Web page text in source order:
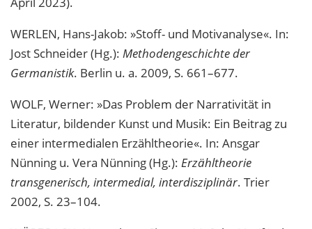
WERLEN, Hans-Jakob: »Stoff- und Motivanalyse«. In:
Jost Schneider (Hg.): Methodengeschichte der
Germanistik. Berlin u. a. 2009, S. 661–677.
WOLF, Werner: »Das Problem der Narrativität in
Literatur, bildender Kunst und Musik: Ein Beitrag zu
einer intermedialen Erzähltheorie«. In: Ansgar
Nünning u. Vera Nünning (Hg.): Erzähltheorie
transgenerisch, intermedial, interdisziplinär. Trier
2002, S. 23–104.